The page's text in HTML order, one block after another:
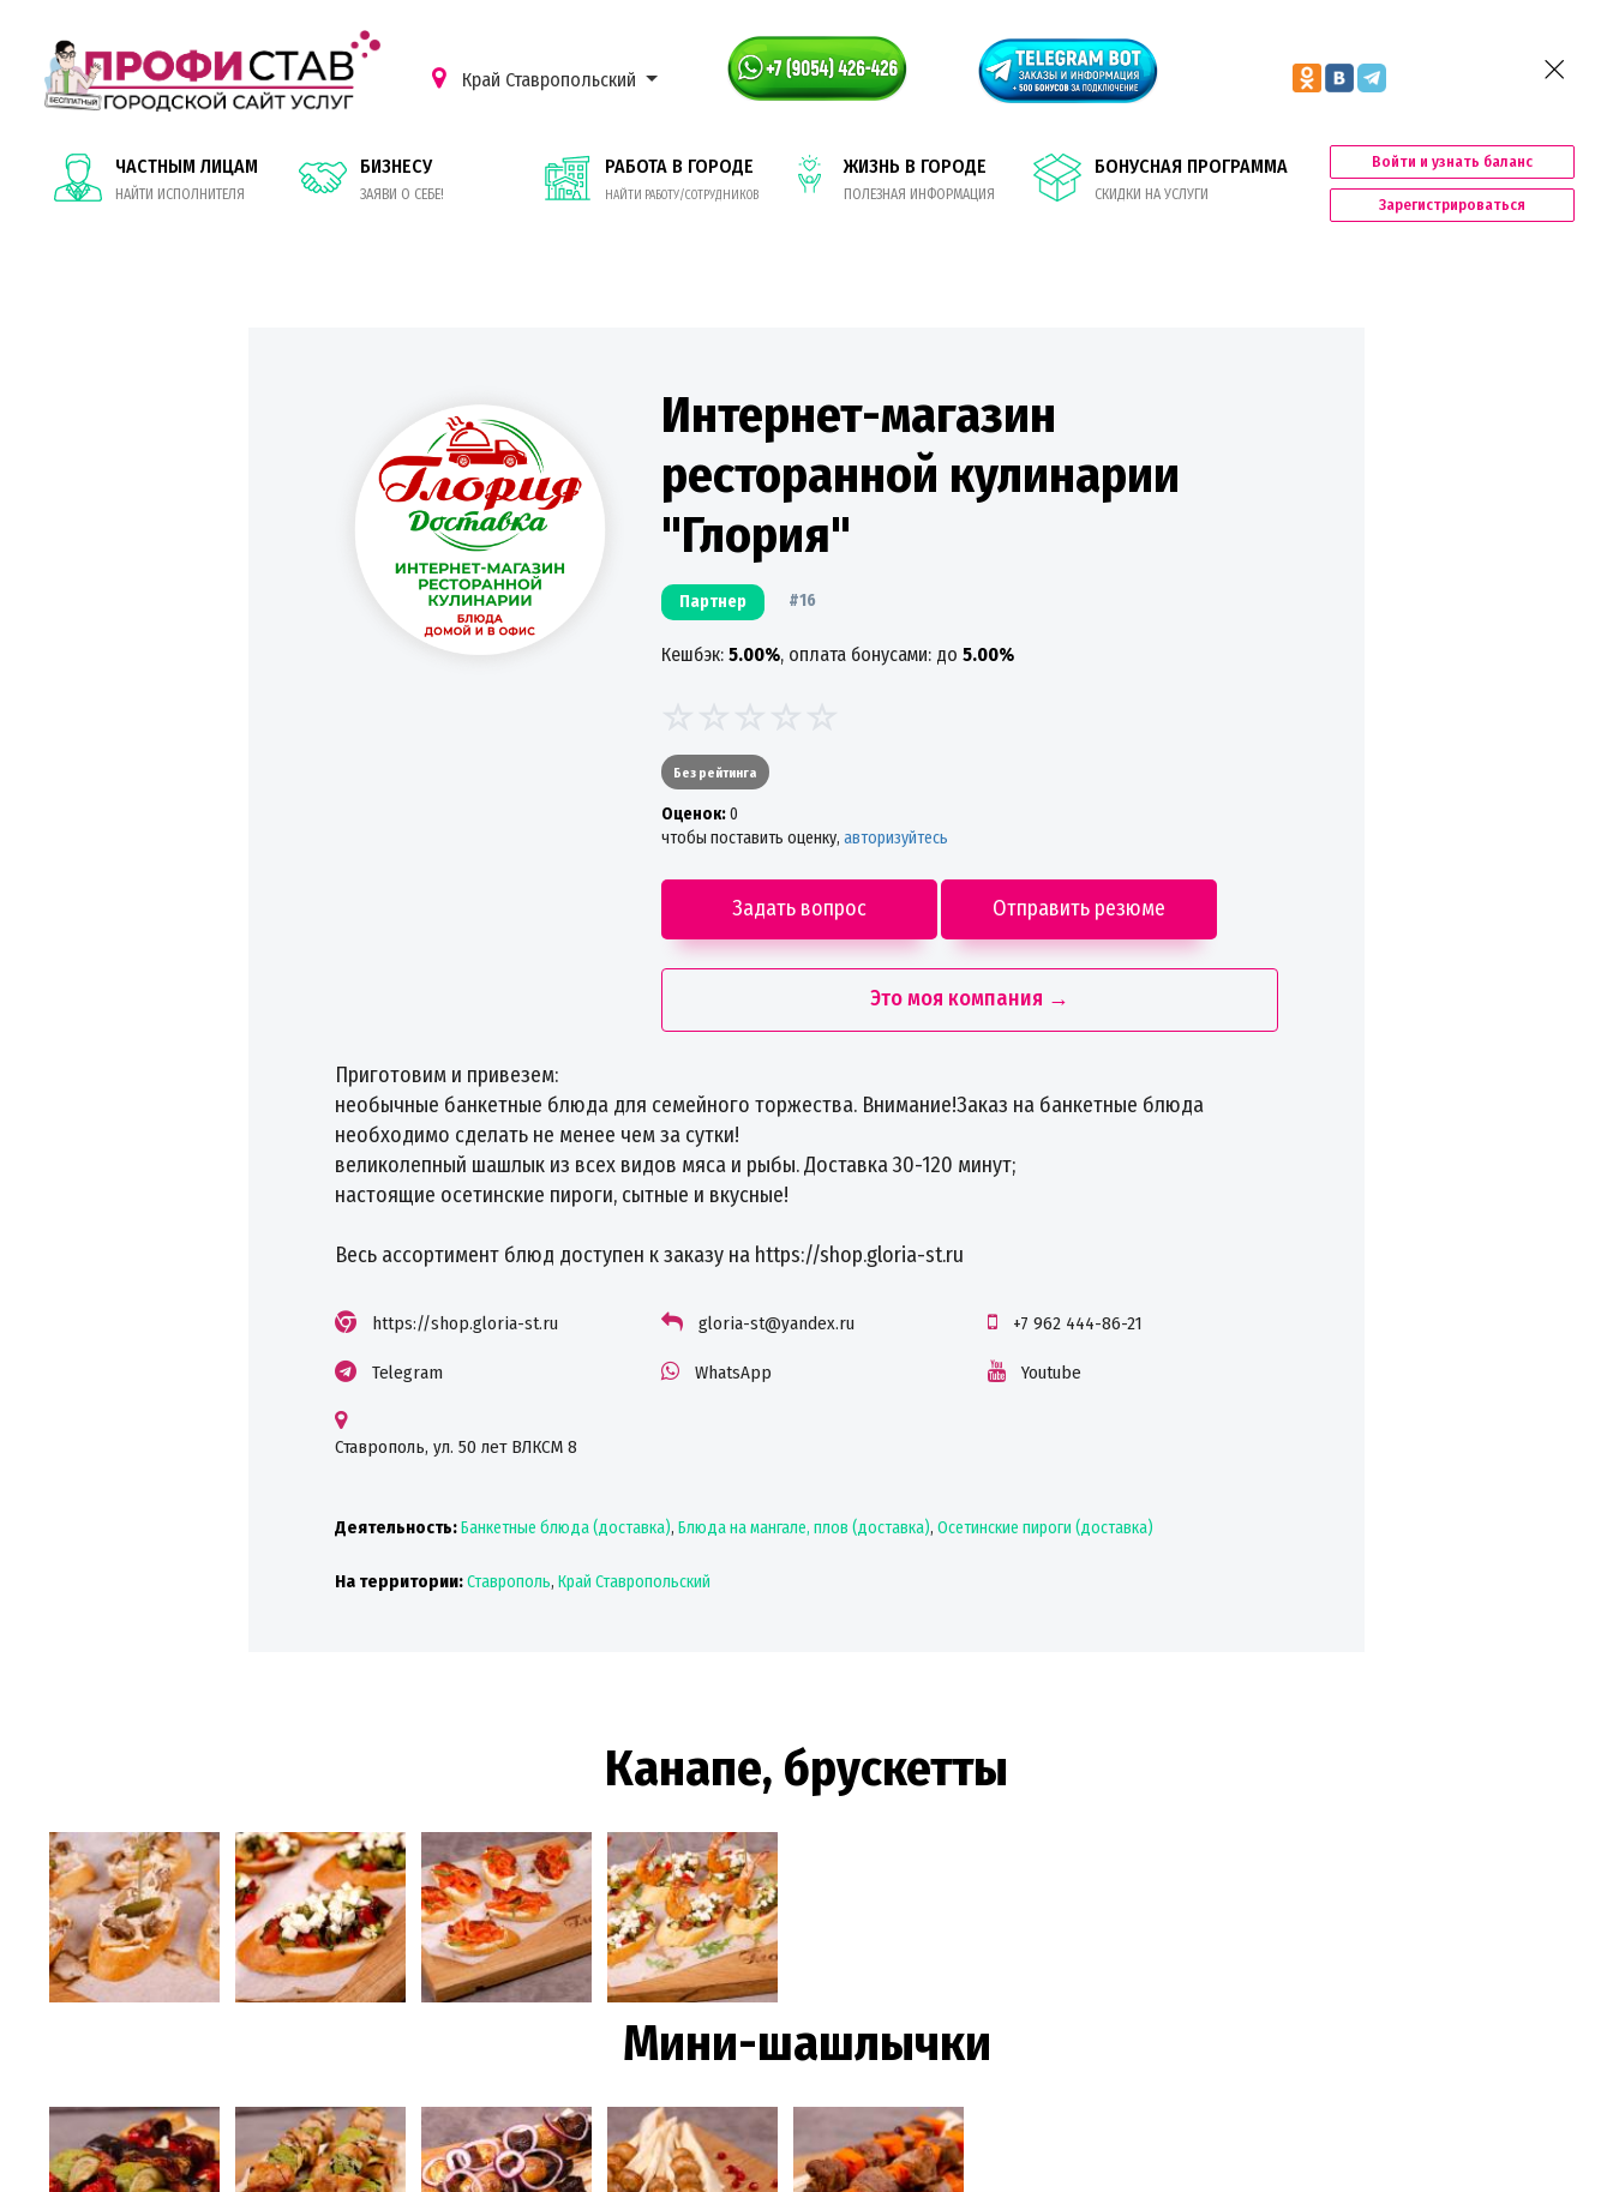
Край Ставропольский
ЧАСТНЫМ ЛИЦАМ
НАЙТИ ИСПОЛНИТЕЛЯ
БИЗНЕСУ
ЗАЯВИ О СЕБЕ!
РАБОТА В ГОРОДЕ
НАЙТИ РАБОТУ/СОТРУДНИКОВ
ЖИЗНЬ В ГОРОДЕ
ПОЛЕЗНАЯ ИНФОРМАЦИЯ
БОНУСНАЯ ПРОГРАММА
СКИДКИ НА УСЛУГИ
Войти и узнать баланс
Зарегистрироваться
Интернет-магазин
ресторанной кулинарии
"Глория"
Партнер #16
Кешбэк: 5.00%, оплата бонусами: до 5.00%
Без рейтинга
Oценок:0
чтобы поставить оценку, авторизуйтесь
Задать вопрос Отправить резюме
Это моя компания →
Приготовим и привезем:
необычные банкетные блюда для семейного торжества. Внимание!Заказ на банкетные блюда
необходимо сделать не менее чем за сутки!
великолепный шашлык из всех видов мяса и рыбы. Доставка 30-120 минут;
настоящие осетинские пироги, сытные и вкусные!
Весь ассортимент блюд доступен к заказу на https://shop.gloria-st.ru
https://shop.gloria-st.ru gloria-st@yandex.ru +7 962 444-86-21
Telegram WhatsApp Youtube
Ставрополь, ул. 50 лет ВЛКСМ 8
Деятельность:Банкетные блюда (доставка), Блюда на мангале, плов (доставка), Осетинские пироги (доставка)
На территории:Ставрополь, Край Ставропольский
Канапе, брускетты
Мини-шашлычки